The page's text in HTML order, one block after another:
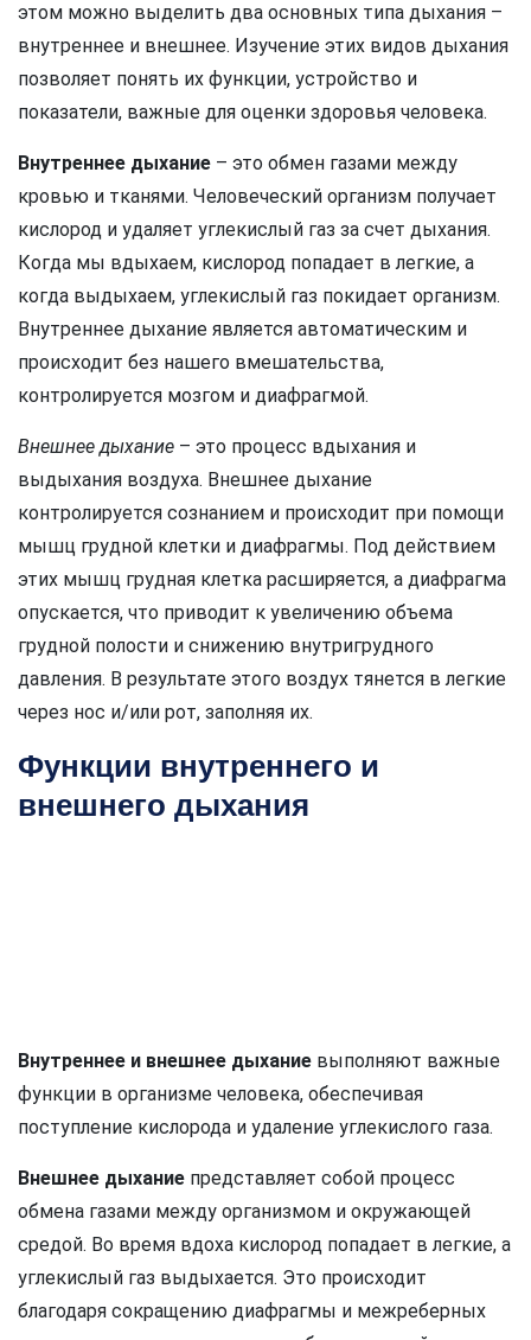
этом можно выделить два основных типа дыхания –
внутреннее и внешнее. Изучение этих видов дыхания
позволяет понять их функции, устройство и
показатели, важные для оценки здоровья человека.
Внутреннее дыхание – это обмен газами между
кровью и тканями. Человеческий организм получает
кислород и удаляет углекислый газ за счет дыхания.
Когда мы вдыхаем, кислород попадает в легкие, а
когда выдыхаем, углекислый газ покидает организм.
Внутреннее дыхание является автоматическим и
происходит без нашего вмешательства,
контролируется мозгом и диафрагмой.
Внешнее дыхание – это процесс вдыхания и
выдыхания воздуха. Внешнее дыхание
контролируется сознанием и происходит при помощи
мышц грудной клетки и диафрагмы. Под действием
этих мышц грудная клетка расширяется, а диафрагма
опускается, что приводит к увеличению объема
грудной полости и снижению внутригрудного
давления. В результате этого воздух тянется в легкие
через нос и/или рот, заполняя их.
Функции внутреннего и
внешнего дыхания
Внутреннее и внешнее дыхание выполняют важные
функции в организме человека, обеспечивая
поступление кислорода и удаление углекислого газа.
Внешнее дыхание представляет собой процесс
обмена газами между организмом и окружающей
средой. Во время вдоха кислород попадает в легкие, а
углекислый газ выдыхается. Это происходит
благодаря сокращению диафрагмы и межреберных